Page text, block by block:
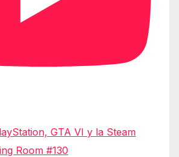
GTA VI y la Steam
Room #130